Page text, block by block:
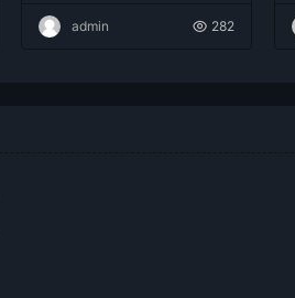
admin 282